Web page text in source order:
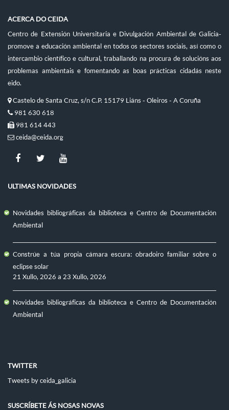
ACERCA DO CEIDA
Centro de Extensión Universitaria e Divulgación Ambiental de Galicia-
promove a educación ambiental en todos os sectores sociais, así como o
intercambio científico e cultural, traballando na procura de solucións aos
problemas ambientais e fomentando as boas prácticas cidadás neste
eido.
Castelo de Santa Cruz, s/n C.P. 15179 Liáns - Oleiros - A Coruña
981 630 618
981 614 443
ceida@ceida.org
ULTIMAS NOVIDADES
Novidades bibliográficas da biblioteca e Centro de Documentación
Ambiental
Constrúe a túa propia cámara escura: obradoiro familiar sobre o
eclipse solar
21 Xullo, 2026 a 23 Xullo, 2026
Novidades bibliográficas da biblioteca e Centro de Documentación
Ambiental
TWITTER
Tweets by ceida_galicia
SUSCRÍBETE ÁS NOSAS NOVAS